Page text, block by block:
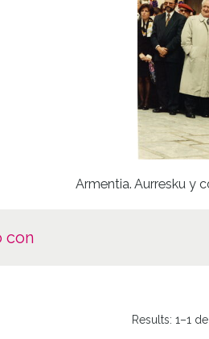
Armentia. Aurresku y
con
Results:1–1